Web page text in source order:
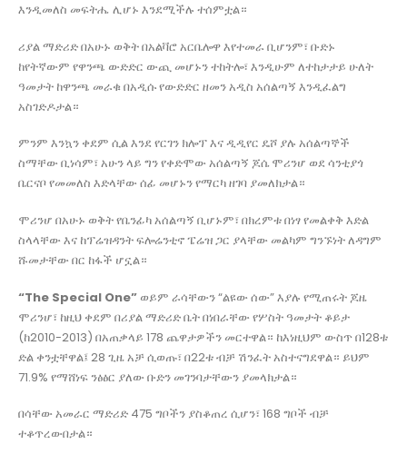
እንዲመለስ መፍትሔ ሊሆኑ እንደሚችሉ ተሰምቷል።
ሪያል ማድሪድ በአሁኑ ወቅት በአልቫሮ አርቤሎዋ እየተመራ ቢሆንም፣ ቡድኑ
ከየትኛውም የዋንጫ ውድድር ውጪ መሆኑን ተከትሎ፣ እንዲሁም ለተከታታይ ሁለት
ዓመታት ከዋንጫ መራቁ በአዲሱ የውድድር ዘመን አዲስ አሰልጣኝ እንዲፈልግ
አስገድዶታል።
ምንም እንኳን ቀደም ሲል እንደ የርገን ክሎፕ እና ዲዲየር ዴሾ ያሉ አሰልጣኞች
ስማቸው ቢነሳም፣ አሁን ላይ ግን የቀድሞው አሰልጣኝ ጆሴ ሞሪንሆ ወደ ሳንቲያጎ
ቤርናቦ የመመለስ እድላቸው ሰፊ መሆኑን የማርካ ዘገባ ያመለክታል።
ሞሪንሆ በአሁኑ ወቅት የቤንፊካ አሰልጣኝ ቢሆኑም፣ በክረምቱ በነፃ የመልቀቅ እድል
ስላላቸው እና ከፕሬዝዳንት ፍሎሬንቲኖ ፔሬዝ ጋር ያላቸው መልካም ግንኙነት ለዳግም
ሹመታቸው በር ከፋች ሆኗል።
“The Special One” ወይም ራሳቸውን “ልዩው ሰው” እያሉ የሚጠሩት ጆዜ
ሞሪንሆ፣ ከዚህ ቀደም በሪያል ማድሪድ ቤት በነበራቸው የሦስት ዓመታት ቆይታ
(ከ2010-2013) በአጠቃላይ 178 ጨዋታዎችን መርተዋል። ከእነዚህም ውስጥ በ128ቱ
ድል ቀንቷቸዋል፤ 28 ጊዜ አቻ ሲወጡ፣ በ22ቱ ብቻ ሽንፈት አስተናግደዋል። ይህም
71.9% የማሸነፍ ንፅፅር ያለው ቡድን መገንባታቸውን ያመላክታል።
በሳቸው አመራር ማድሪድ 475 ግቦችን ያስቆጠረ ሲሆን፣ 168 ግቦች ብቻ
ተቆጥረውበታል።